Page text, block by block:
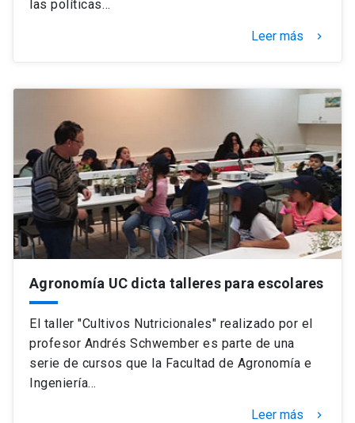
las políticas…
Leer más keyboard_arrow_right
Agronomía UC dicta talleres para escolares
El taller "Cultivos Nutricionales" realizado por el
profesor Andrés Schwember es parte de una
serie de cursos que la Facultad de Agronomía e
Ingeniería…
Leer más keyboard_arrow_right